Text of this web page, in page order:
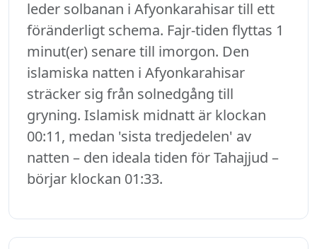
leder solbanan i Afyonkarahisar till ett
föränderligt schema. Fajr-tiden flyttas 1
minut(er) senare till imorgon. Den
islamiska natten i Afyonkarahisar
sträcker sig från solnedgång till
gryning. Islamisk midnatt är klockan
00:11, medan 'sista tredjedelen' av
natten – den ideala tiden för Tahajjud –
börjar klockan 01:33.